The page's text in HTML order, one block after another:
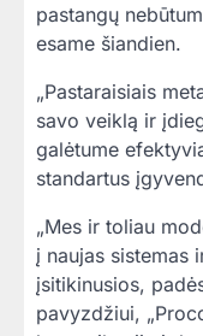
pastangų
esame šiandien.
„Pastaraisiais
savo veiklą ir
galėtume
standartus
„Mes ir toliau
į naujas sistemas
įsitikinusios,
pavyzdžiui,